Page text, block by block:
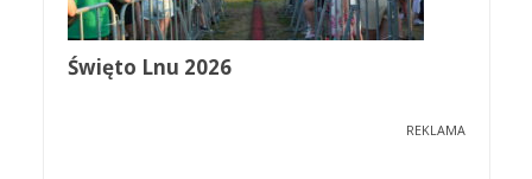
Święto Lnu 2026
REKLAMA